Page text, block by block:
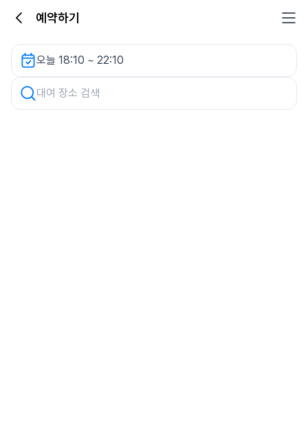
예약하기
오늘 18:10 ~ 22:10
호남대주차장 렌터카